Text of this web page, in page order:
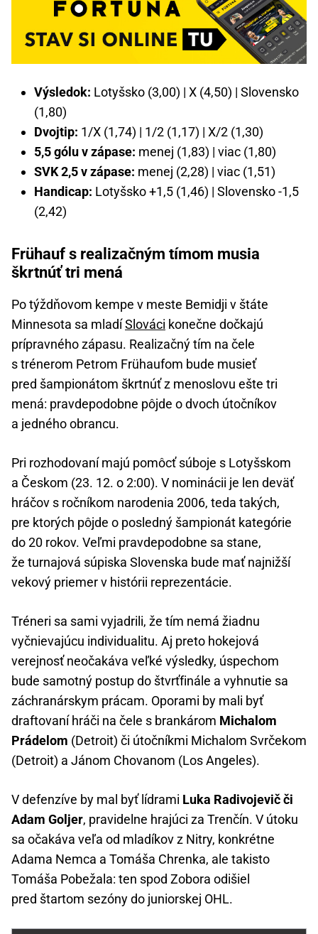
Výsledok: Lotyšsko (3,00) | X (4,50) | Slovensko
(1,80)
Dvojtip: 1/X (1,74) | 1/2 (1,17) | X/2 (1,30)
5,5 gólu v zápase: menej (1,83) | viac (1,80)
SVK 2,5 v zápase: menej (2,28) | viac (1,51)
Handicap: Lotyšsko +1,5 (1,46) | Slovensko -1,5
(2,42)
Frühauf s realizačným tímom musia
škrtnúť tri mená
Po týždňovom kempe v meste Bemidji v štáte
Minnesota sa mladíSlováci konečne dočkajú
prípravného zápasu. Realizačný tím na čele
s trénerom Petrom Frühaufom bude musieť
pred šampionátom škrtnúť z menoslovu ešte tri
mená: pravdepodobne pôjde o dvoch útočníkov
a jedného obrancu.
Pri rozhodovaní majú pomôcť súboje s Lotyšskom
a Českom (23. 12. o 2:00). V nominácii je len deväť
hráčov s ročníkom narodenia 2006, teda takých,
pre ktorých pôjde o posledný šampionát kategórie
do 20 rokov. Veľmi pravdepodobne sa stane,
že turnajová súpiska Slovenska bude mať najnižší
vekový priemer v histórii reprezentácie.
Tréneri sa sami vyjadrili, že tím nemá žiadnu
vyčnievajúcu individualitu. Aj preto hokejová
verejnosť neočakáva veľké výsledky, úspechom
bude samotný postup do štvrťfinále a vyhnutie sa
záchranárskym prácam. Oporami by mali byť
draftovaní hráči na čele s brankárom Michalom
Prádelom (Detroit) či útočníkmi Michalom Svrčekom
(Detroit) a Jánom Chovanom (Los Angeles).
V defenzíve by mal byť lídrami Luka Radivojevič či
Adam Goljer, pravidelne hrajúci za Trenčín. V útoku
sa očakáva veľa od mladíkov z Nitry, konkrétne
Adama Nemca a Tomáša Chrenka, ale takisto
Tomáša Pobežala: ten spod Zobora odišiel
pred štartom sezóny do juniorskej OHL.